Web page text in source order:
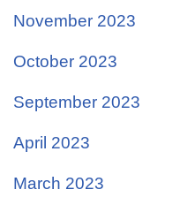
November 2023
October 2023
September 2023
April 2023
March 2023